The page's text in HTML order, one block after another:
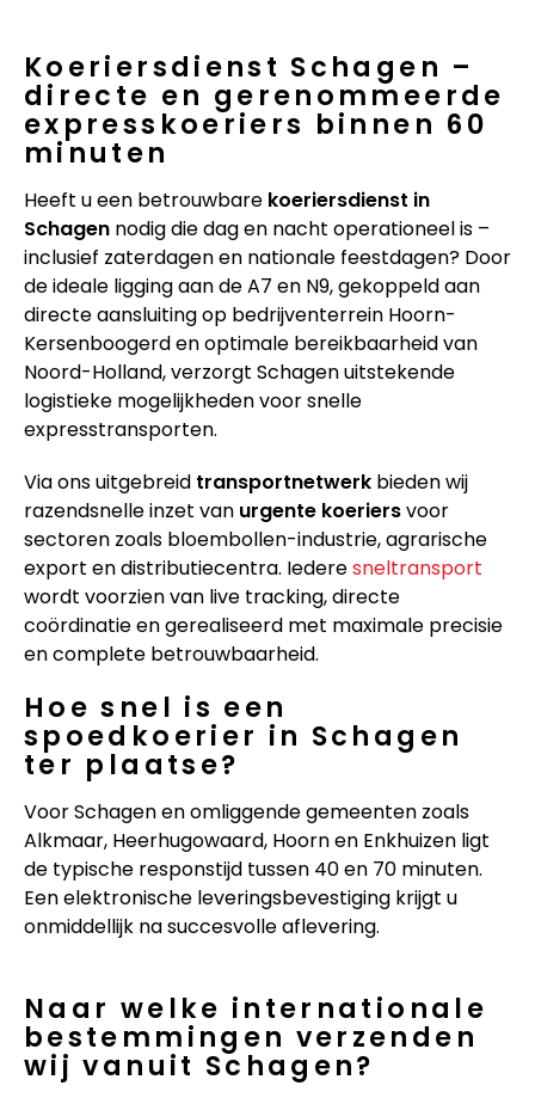
Koeriersdienst Schagen –
directe en gerenommeerde
expresskoeriers binnen 60
minuten
Heeft u een betrouwbare koeriersdienst in
Schagen nodig die dag en nacht operationeel is –
inclusief zaterdagen en nationale feestdagen? Door
de ideale ligging aan de A7 en N9, gekoppeld aan
directe aansluiting op bedrijventerrein Hoorn-
Kersenboogerd en optimale bereikbaarheid van
Noord-Holland, verzorgt Schagen uitstekende
logistieke mogelijkheden voor snelle
expresstransporten.
Via ons uitgebreid transportnetwerk bieden wij
razendsnelle inzet van urgente koeriersvoor
sectoren zoals bloembollen-industrie, agrarische
export en distributiecentra. Iederesneltransport
wordt voorzien van live tracking, directe
coördinatie en gerealiseerd met maximale precisie
en complete betrouwbaarheid.
Hoe snel is een
spoedkoerier in Schagen
ter plaatse?
Voor Schagen en omliggende gemeenten zoals
Alkmaar, Heerhugowaard, Hoorn en Enkhuizen ligt
de typische responstijd tussen 40 en 70 minuten.
Een elektronische leveringsbevestiging krijgt u
onmiddellijk na succesvolle aflevering.
Naar welke internationale
bestemmingen verzenden
wij vanuit Schagen?